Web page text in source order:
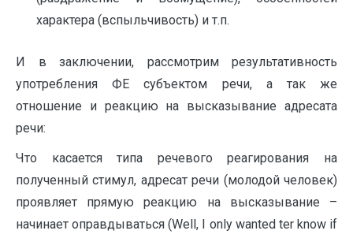
характера (вспыльчивость) и т.п.
И в заключении, рассмотрим результативность
употребления ФЕ субъектом речи, а так же
отношение и реакцию на высказывание адресата
речи:
Что касается типа речевого реагирования на
полученный стимул, адресат речи (молодой человек)
проявляет прямую реакцию на высказывание –
начинает оправдываться (Well, I only wanted ter know if